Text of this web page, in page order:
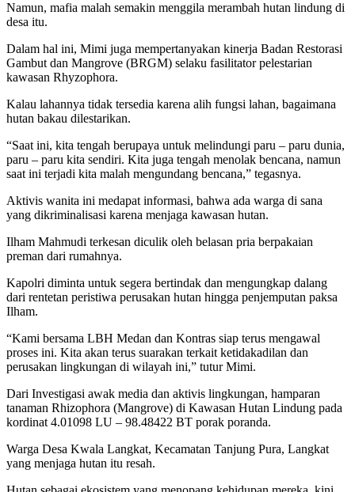
Namun, mafia malah semakin menggila merambah hutan lindung di
desa itu.
Dalam hal ini, Mimi juga mempertanyakan kinerja Badan Restorasi
Gambut dan Mangrove (BRGM) selaku fasilitator pelestarian
kawasan Rhyzophora.
Kalau lahannya tidak tersedia karena alih fungsi lahan, bagaimana
hutan bakau dilestarikan.
“Saat ini, kita tengah berupaya untuk melindungi paru – paru dunia,
paru – paru kita sendiri. Kita juga tengah menolak bencana, namun
saat ini terjadi kita malah mengundang bencana,” tegasnya.
Aktivis wanita ini medapat informasi, bahwa ada warga di sana
yang dikriminalisasi karena menjaga kawasan hutan.
Ilham Mahmudi terkesan diculik oleh belasan pria berpakaian
preman dari rumahnya.
Kapolri diminta untuk segera bertindak dan mengungkap dalang
dari rentetan peristiwa perusakan hutan hingga penjemputan paksa
Ilham.
“Kami bersama LBH Medan dan Kontras siap terus mengawal
proses ini. Kita akan terus suarakan terkait ketidakadilan dan
perusakan lingkungan di wilayah ini,” tutur Mimi.
Dari Investigasi awak media dan aktivis lingkungan, hamparan
tanaman Rhizophora (Mangrove) di Kawasan Hutan Lindung pada
kordinat 4.01098 LU – 98.48422 BT porak poranda.
Warga Desa Kwala Langkat, Kecamatan Tanjung Pura, Langkat
yang menjaga hutan itu resah.